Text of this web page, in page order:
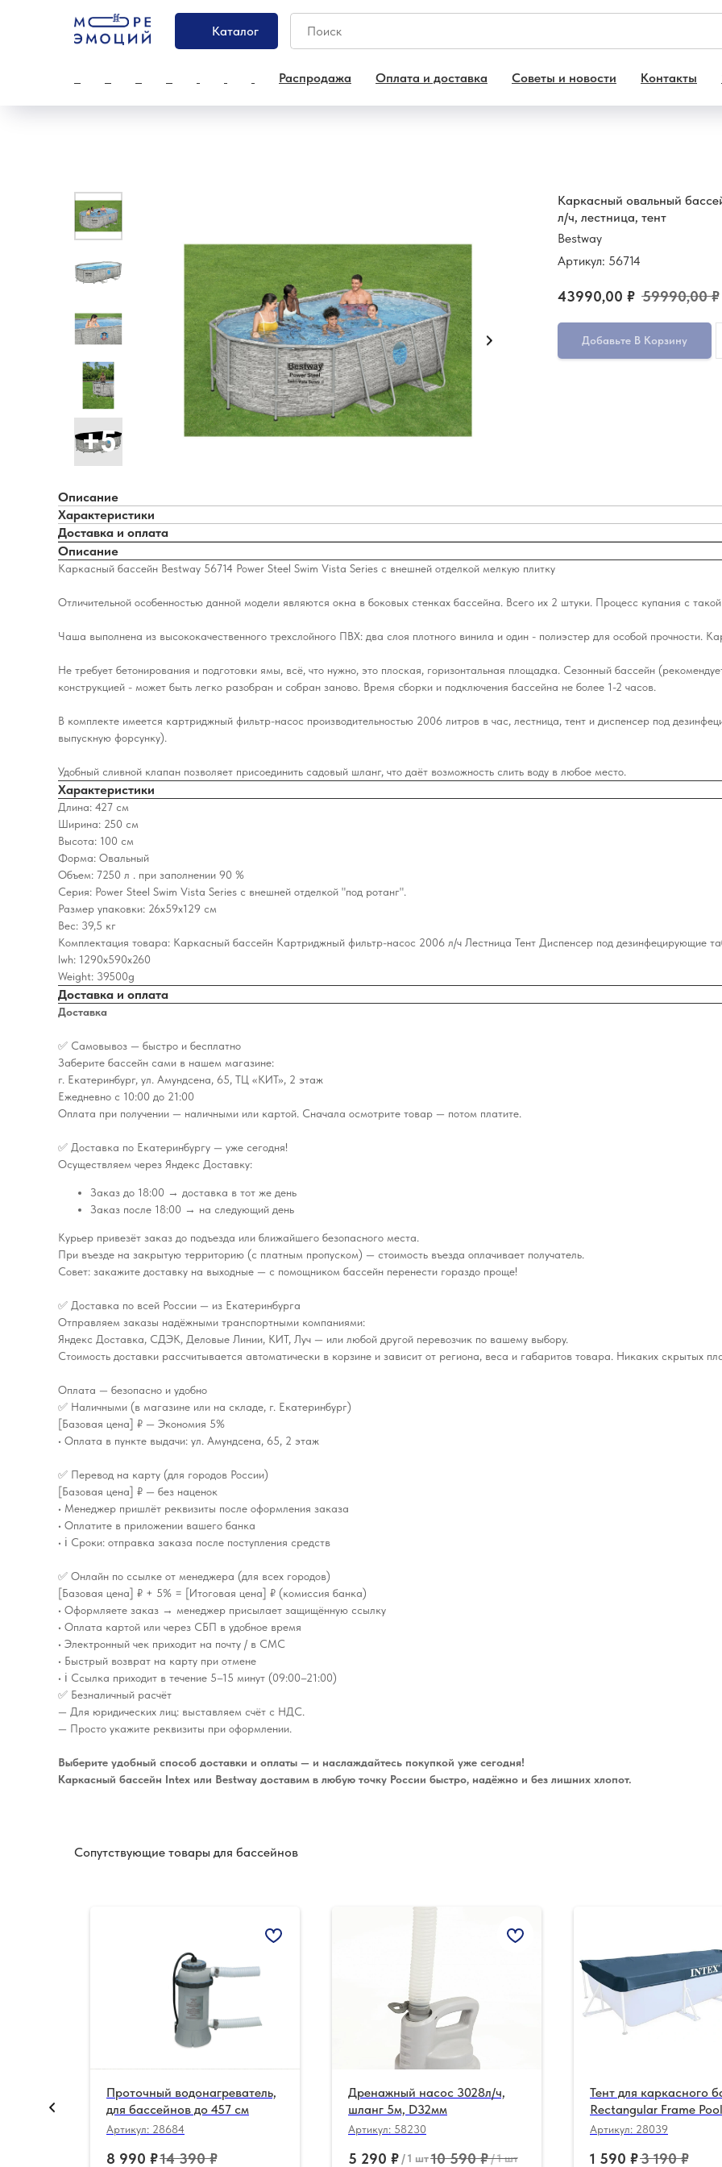
Каталог
Распродажа Оплата и доставка Советы и новости Контакты
Каркасный овальный
л/ч, лестница, тент
Bestway
Артикул: 56714
43990,00 ₽ 59990,00 ₽
Добавьте В Корзину
Описание
Характеристики
Доставка и оплата
Описание
Каркасный бассейн Bestway 56714 Power Steel Swim Vista Series с внешней отделкой мелкую плитку
Отличительной особенностью данной модели являются окна в боковых стенках бассейна. Всего их 2 штуки. Процесс купания с
Чаша выполнена из высококачественного трехслойного ПВХ: два слоя плотного винила и один - полиэстер для особой прочности.
Не требует бетонирования и подготовки ямы, всё, что нужно, это плоская, горизонтальная площадка. Сезонный бассейн
конструкцией - может быть легко разобран и собран заново. Время сборки и подключения бассейна не более 1-2 часов.
В комплекте имеется картриджный фильтр-насос производительностью 2006 литров в час, лестница, тент и диспенсер под
выпускную форсунку).
Удобный сливной клапан позволяет присоединить садовый шланг, что даёт возможность слить воду в любое место.
Характеристики
Длина: 427 см
Ширина: 250 см
Высота: 100 см
Форма: Овальный
Объем: 7250 л . при заполнении 90 %
Серия: Power Steel Swim Vista Series с внешней отделкой "под ротанг".
Размер упаковки: 26x59x129 см
Вес: 39,5 кг
Комплектация товара: Каркасный бассейн Картриджный фильтр-насос 2006 л/ч Лестница Тент Диспенсер под дезинфецирующие
lwh: 1290x590x260
Weight: 39500g
Доставка и оплата
Доставка
✅ Самовывоз — быстро и бесплатно
Заберите бассейн сами в нашем магазине:
г. Екатеринбург, ул. Амундсена, 65, ТЦ «КИТ», 2 этаж
Ежедневно с 10:00 до 21:00
Оплата при получении — наличными или картой. Сначала осмотрите товар — потом платите.
✅ Доставка по Екатеринбургу — уже сегодня!
Осуществляем через Яндекс Доставку:
Заказ до 18:00 → доставка в тот же день
Заказ после 18:00 → на следующий день
Курьер привезёт заказ до подъезда или ближайшего безопасного места.
При въезде на закрытую территорию (с платным пропуском) — стоимость въезда оплачивает получатель.
Совет: закажите доставку на выходные — с помощником бассейн перенести гораздо проще!
✅ Доставка по всей России — из Екатеринбурга
Отправляем заказы надёжными транспортными компаниями:
Яндекс Доставка, СДЭК, Деловые Линии, КИТ, Луч — или любой другой перевозчик по вашему выбору.
Стоимость доставки рассчитывается автоматически в корзине и зависит от региона, веса и габаритов товара. Никаких скрытых
Оплата — безопасно и удобно
✅ Наличными (в магазине или на складе, г. Екатеринбург)
[Базовая цена] ₽ — Экономия 5%
• Оплата в пункте выдачи: ул. Амундсена, 65, 2 этаж
✅ Перевод на карту (для городов России)
[Базовая цена] ₽ — без наценок
• Менеджер пришлёт реквизиты после оформления заказа
• Оплатите в приложении вашего банка
• ℹ️ Сроки: отправка заказа после поступления средств
✅ Онлайн по ссылке от менеджера (для всех городов)
[Базовая цена] ₽ + 5% = [Итоговая цена] ₽ (комиссия банка)
• Оформляете заказ → менеджер присылает защищённую ссылку
• Оплата картой или через СБП в удобное время
• Электронный чек приходит на почту / в СМС
• Быстрый возврат на карту при отмене
• ℹ️ Ссылка приходит в течение 5–15 минут (09:00–21:00)
✅ Безналичный расчёт
— Для юридических лиц: выставляем счёт с НДС.
— Просто укажите реквизиты при оформлении.
Выберите удобный способ доставки и оплаты — и наслаждайтесь покупкой уже сегодня!
Каркасный бассейн Intex или Bestway доставим в любую точку России быстро, надёжно и без лишних хлопот.
Сопутствующие товары для бассейнов
Проточный водонагреватель,
для бассейнов до 457 см
Артикул: 28684
8 990 ₽14 390 ₽
Дренажный насос 3028л/ч,
шланг 5м, D32мм
Артикул: 58230
5 290 ₽ /1 шт10 590 ₽/1 шт
Тент для каркасного
Rectangular Frame
450x220 см (Intex
Артикул: 28039
1 590 ₽3 190 ₽